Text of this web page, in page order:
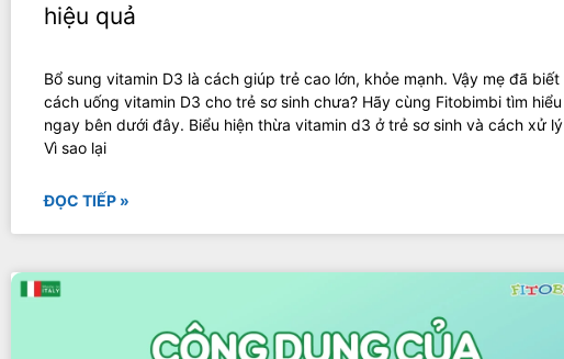
hiệu quả
Bổ sung vitamin D3 là cách giúp trẻ cao lớn, khỏe mạnh. Vậy mẹ đã biết
cách uống vitamin D3 cho trẻ sơ sinh chưa? Hãy cùng Fitobimbi tìm hiểu
ngay bên dưới đây. Biểu hiện thừa vitamin d3 ở trẻ sơ sinh và cách xử lý
Vì sao lại
ĐỌC TIẾP »